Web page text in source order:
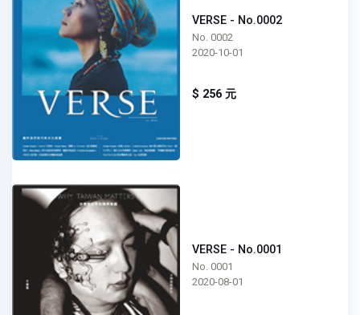
VERSE - No.0002
No. 0002
2020-10-01
$ 256 元
VERSE - No.0001
No. 0001
2020-08-01